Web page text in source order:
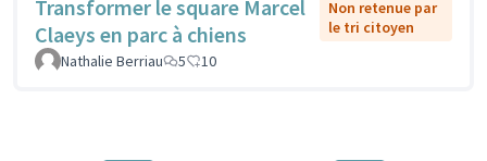
Transformer le square Marcel
Claeys en parc à chiens
Non retenue par
le tri citoyen
Nathalie Berriau
5 10